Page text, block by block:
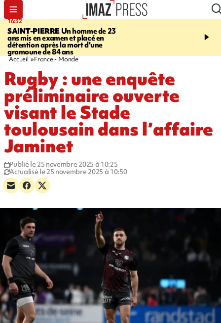
16:32
SAINT-PIERREUn homme de 23
ans mis en examen et placé en
détention après la mort d'une
gramoune de 84 ans
21:08
et Turquie scellent un
Accueil France - Monde
Rugby : une enquête
préliminaire ouverte
visant le Stade
toulousain dans l’affaire
Jaminet
Publié le 25 novembre 2025 à 10:25
Actualisé le 25 novembre 2025 à 10:50